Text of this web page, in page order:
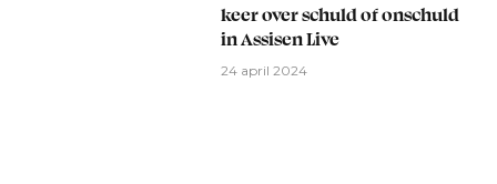
keer over schuld of onschuld
in Assisen Live
24 april 2024